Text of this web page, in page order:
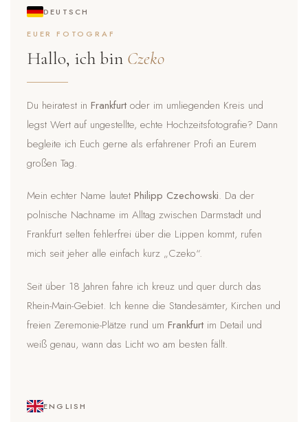
DEUTSCH
EUER FOTOGRAF
Hallo, ich bin Czeko
Du heiratest in Frankfurt oder im umliegenden Kreis und
legst Wert auf ungestellte, echte Hochzeitsfotografie? Dann
begleite ich Euch gerne als erfahrener Profi an Eurem
großen Tag.
Mein echter Name lautet Philipp Czechowski. Da der
polnische Nachname im Alltag zwischen Darmstadt und
Frankfurt selten fehlerfrei über die Lippen kommt, rufen
mich seit jeher alle einfach kurz „Czeko“.
Seit über 18 Jahren fahre ich kreuz und quer durch das
Rhein-Main-Gebiet. Ich kenne die Standesämter, Kirchen und
freien Zeremonie-Plätze rund um Frankfurt im Detail und
weiß genau, wann das Licht wo am besten fällt.
ENGLISH